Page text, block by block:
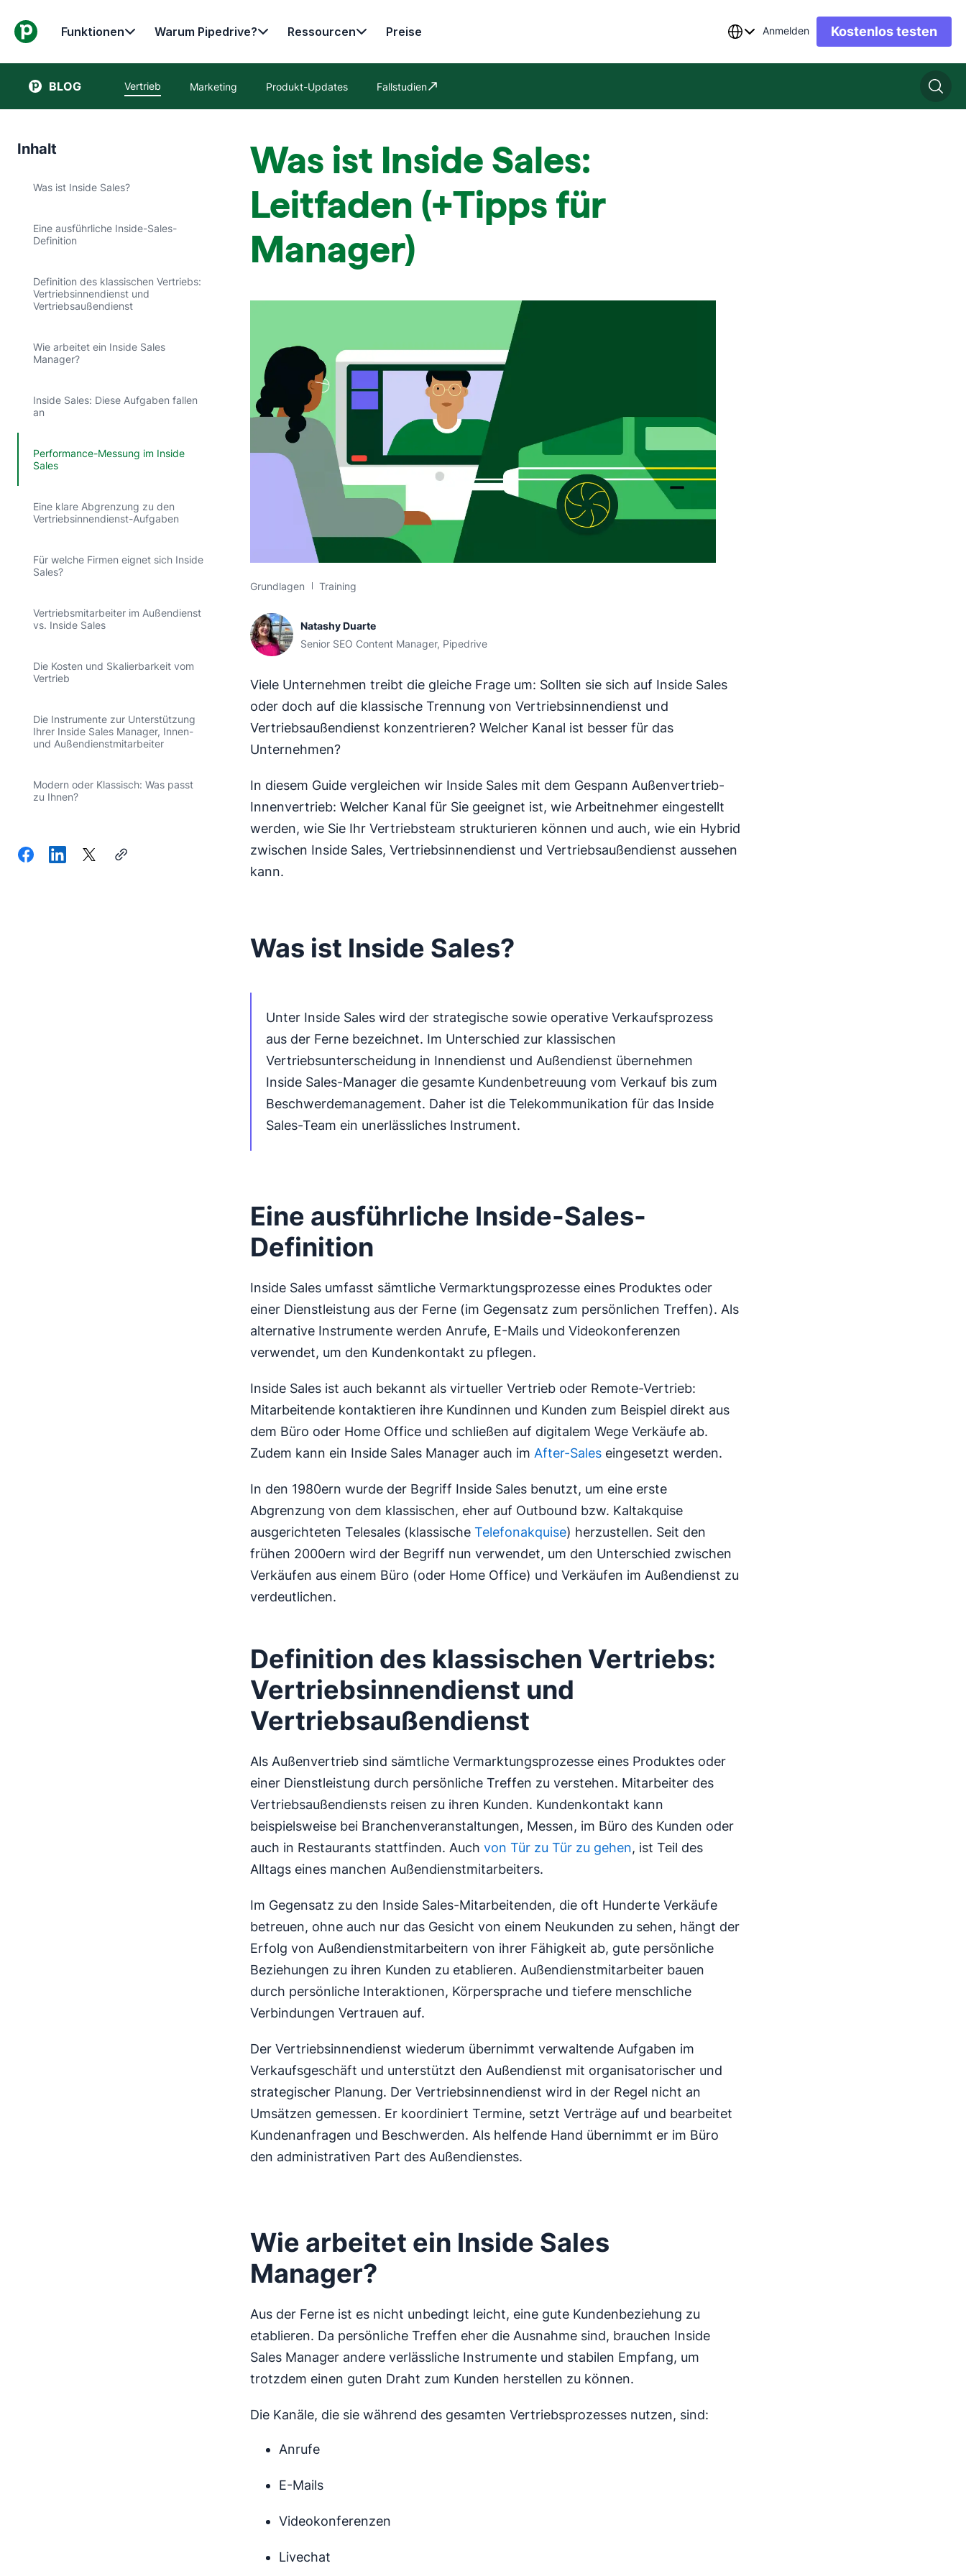
Funktionen Warum Pipedrive? Ressourcen Preise Anmelden Kostenlos testen
BLOG Vertrieb Marketing Produkt-Updates Fallstudien
In neuem Fenster öffnen
Inhalt
Was ist Inside Sales?
Eine ausführliche Inside-Sales-
Definition
Definition des klassischen Vertriebs:
Vertriebsinnendienst und
Vertriebsaußendienst
Wie arbeitet ein Inside Sales
Manager?
Inside Sales: Diese Aufgaben fallen
an
Performance-Messung im Inside
Sales
Eine klare Abgrenzung zu den
Vertriebsinnendienst-Aufgaben
Für welche Firmen eignet sich Inside
Sales?
Vertriebsmitarbeiter im Außendienst
vs. Inside Sales
Die Kosten und Skalierbarkeit vom
Vertrieb
Die Instrumente zur Unterstützung
Ihrer Inside Sales Manager, Innen-
und Außendienstmitarbeiter
Modern oder Klassisch: Was passt
zu Ihnen?
Was ist Inside Sales:
Leitfaden (+Tipps für
Manager)
Grundlagen Training
Natashy Duarte
Senior SEO Content Manager, Pipedrive
Viele Unternehmen treibt die gleiche Frage um: Sollten sie sich auf Inside Sales
oder doch auf die klassische Trennung von Vertriebsinnendienst und
Vertriebsaußendienst konzentrieren? Welcher Kanal ist besser für das
Unternehmen?
In diesem Guide vergleichen wir Inside Sales mit dem Gespann Außenvertrieb-
Innenvertrieb: Welcher Kanal für Sie geeignet ist, wie Arbeitnehmer eingestellt
werden, wie Sie Ihr Vertriebsteam strukturieren können und auch, wie ein Hybrid
zwischen Inside Sales, Vertriebsinnendienst und Vertriebsaußendienst aussehen
kann.
Was ist Inside Sales?
Unter Inside Sales wird der strategische sowie operative Verkaufsprozess
aus der Ferne bezeichnet. Im Unterschied zur klassischen
Vertriebsunterscheidung in Innendienst und Außendienst übernehmen
Inside Sales-Manager die gesamte Kundenbetreuung vom Verkauf bis zum
Beschwerdemanagement. Daher ist die Telekommunikation für das Inside
Sales-Team ein unerlässliches Instrument.
Eine ausführliche Inside-Sales-
Definition
Inside Sales umfasst sämtliche Vermarktungsprozesse eines Produktes oder
einer Dienstleistung aus der Ferne (im Gegensatz zum persönlichen Treffen). Als
alternative Instrumente werden Anrufe, E-Mails und Videokonferenzen
verwendet, um den Kundenkontakt zu pflegen.
Inside Sales ist auch bekannt als virtueller Vertrieb oder Remote-Vertrieb:
Mitarbeitende kontaktieren ihre Kundinnen und Kunden zum Beispiel direkt aus
dem Büro oder Home Office und schließen auf digitalem Wege Verkäufe ab.
Zudem kann ein Inside Sales Manager auch im After-Sales eingesetzt werden.
In den 1980ern wurde der Begriff Inside Sales benutzt, um eine erste
Abgrenzung von dem klassischen, eher auf Outbound bzw. Kaltakquise
ausgerichteten Telesales (klassische Telefonakquise) herzustellen. Seit den
frühen 2000ern wird der Begriff nun verwendet, um den Unterschied zwischen
Verkäufen aus einem Büro (oder Home Office) und Verkäufen im Außendienst zu
verdeutlichen.
Definition des klassischen Vertriebs:
Vertriebsinnendienst und
Vertriebsaußendienst
Als Außenvertrieb sind sämtliche Vermarktungsprozesse eines Produktes oder
einer Dienstleistung durch persönliche Treffen zu verstehen. Mitarbeiter des
Vertriebsaußendiensts reisen zu ihren Kunden. Kundenkontakt kann
beispielsweise bei Branchenveranstaltungen, Messen, im Büro des Kunden oder
auch in Restaurants stattfinden. Auch von Tür zu Tür zu gehen, ist Teil des
Alltags eines manchen Außendienstmitarbeiters.
Im Gegensatz zu den Inside Sales-Mitarbeitenden, die oft Hunderte Verkäufe
betreuen, ohne auch nur das Gesicht von einem Neukunden zu sehen, hängt der
Erfolg von Außendienstmitarbeitern von ihrer Fähigkeit ab, gute persönliche
Beziehungen zu ihren Kunden zu etablieren. Außendienstmitarbeiter bauen
durch persönliche Interaktionen, Körpersprache und tiefere menschliche
Verbindungen Vertrauen auf.
Der Vertriebsinnendienst wiederum übernimmt verwaltende Aufgaben im
Verkaufsgeschäft und unterstützt den Außendienst mit organisatorischer und
strategischer Planung. Der Vertriebsinnendienst wird in der Regel nicht an
Umsätzen gemessen. Er koordiniert Termine, setzt Verträge auf und bearbeitet
Kundenanfragen und Beschwerden. Als helfende Hand übernimmt er im Büro
den administrativen Part des Außendienstes.
Wie arbeitet ein Inside Sales
Manager?
Aus der Ferne ist es nicht unbedingt leicht, eine gute Kundenbeziehung zu
etablieren. Da persönliche Treffen eher die Ausnahme sind, brauchen Inside
Sales Manager andere verlässliche Instrumente und stabilen Empfang, um
trotzdem einen guten Draht zum Kunden herstellen zu können.
Die Kanäle, die sie während des gesamten Vertriebsprozesses nutzen, sind:
Anrufe
E-Mails
Videokonferenzen
Livechat